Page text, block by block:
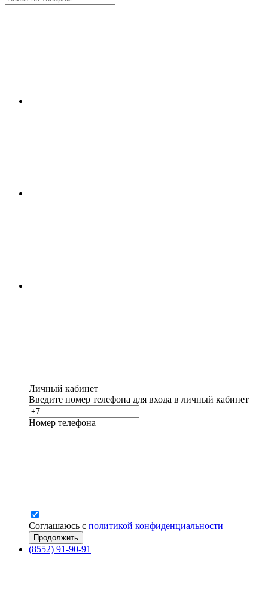
Личный кабинет
Введите номер телефона для входа в личный кабинет
Номер телефона
Соглашаюсь с политикой конфиденциальности
(8552) 91-90-91